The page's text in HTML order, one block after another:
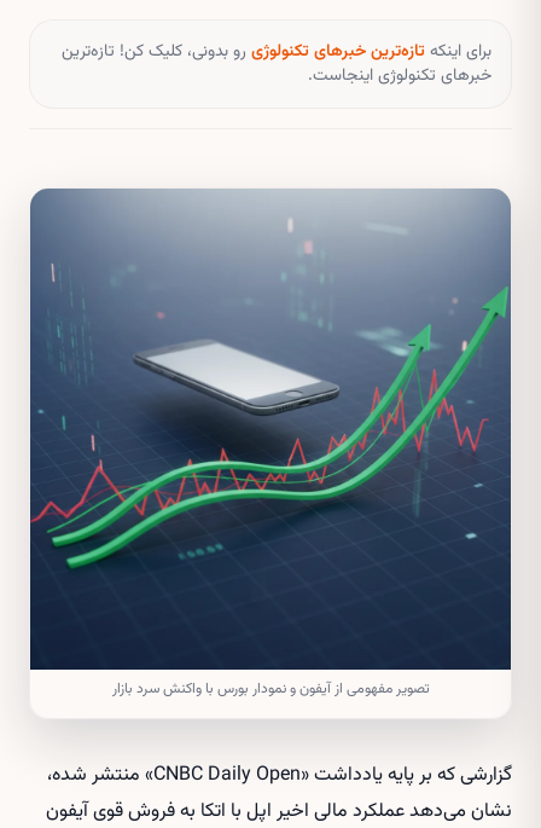
برای اینکهتازه‌ترین خبرهای تکنولوژی رو بدونی، کلیک کن! تازه‌ترین
خبرهای تکنولوژی اینجاست.
تصویر مفهومی از آیفون و نمودار بورس با واکنش سرد بازار
گزارشی که بر پایه یادداشت «CNBC Daily Open» منتشر شده،
نشان می‌دهد عملکرد مالی اخیر اپل با اتکا به فروش قوی آیفون